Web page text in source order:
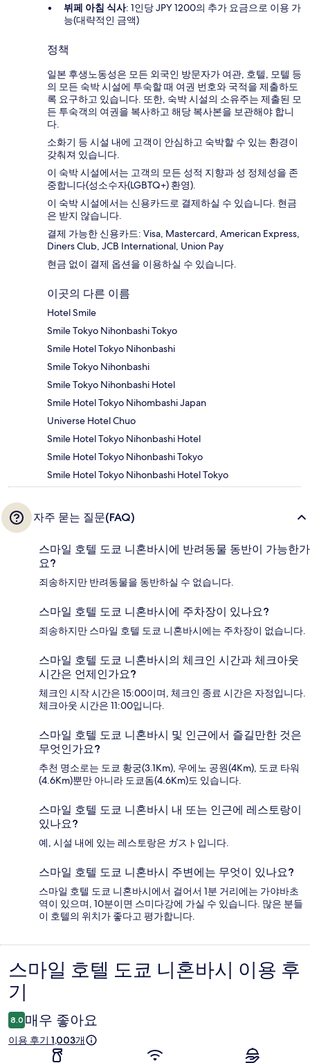
뷔페 아침 식사: 1인당 JPY 1200의 추가 요금으로 이용 가
능(대략적인 금액)
정책
일본 후생노동성은 모든 외국인 방문자가 여관, 호텔, 모텔 등
의 모든 숙박 시설에 투숙할 때 여권 번호와 국적을 제출하도
록 요구하고 있습니다. 또한, 숙박 시설의 소유주는 제출된 모
든 투숙객의 여권을 복사하고 해당 복사본을 보관해야 합니
다.
소화기 등 시설 내에 고객이 안심하고 숙박할 수 있는 환경이
갖춰져 있습니다.
이 숙박 시설에서는 고객의 모든 성적 지향과 성 정체성을 존
중합니다(성소수자(LGBTQ+) 환영).
이 숙박 시설에서는 신용카드로 결제하실 수 있습니다. 현금
은 받지 않습니다.
결제 가능한 신용카드: Visa, Mastercard, American Express,
Diners Club, JCB International, Union Pay
현금 없이 결제 옵션을 이용하실 수 있습니다.
이곳의 다른 이름
Hotel Smile
Smile Tokyo Nihonbashi Tokyo
Smile Hotel Tokyo Nihonbashi
Smile Tokyo Nihonbashi
Smile Tokyo Nihonbashi Hotel
Smile Hotel Tokyo Nihombashi Japan
Universe Hotel Chuo
Smile Hotel Tokyo Nihonbashi Hotel
Smile Hotel Tokyo Nihonbashi Tokyo
Smile Hotel Tokyo Nihonbashi Hotel Tokyo
자주 묻는 질문(FAQ)
스마일 호텔 도쿄 니혼바시에 반려동물 동반이 가능한가
요?
죄송하지만 반려동물을 동반하실 수 없습니다.
스마일 호텔 도쿄 니혼바시에 주차장이 있나요?
죄송하지만 스마일 호텔 도쿄 니혼바시에는 주차장이 없습니다.
스마일 호텔 도쿄 니혼바시의 체크인 시간과 체크아웃
시간은 언제인가요?
체크인 시작 시간은 15:00이며, 체크인 종료 시간은 자정입니다.
체크아웃 시간은 11:00입니다.
스마일 호텔 도쿄 니혼바시 및 인근에서 즐길만한 것은
무엇인가요?
추천 명소로는 도쿄 황궁(3.1Km), 우에노 공원(4Km), 도쿄 타워
(4.6Km)뿐만 아니라 도쿄돔(4.6Km)도 있습니다.
스마일 호텔 도쿄 니혼바시 내 또는 인근에 레스토랑이
있나요?
예, 시설 내에 있는 레스토랑은 ガスト입니다.
스마일 호텔 도쿄 니혼바시 주변에는 무엇이 있나요?
스마일 호텔 도쿄 니혼바시에서 걸어서 1분 거리에는 가야바초
역이 있으며, 10분이면 스미다강에 가실 수 있습니다. 많은 분들
이 호텔의 위치가 좋다고 평가합니다.
이
용
후
기
스마일 호텔 도쿄 니혼바시 이용 후
기
8.0 매우 좋아요
이용 후기 1,003개